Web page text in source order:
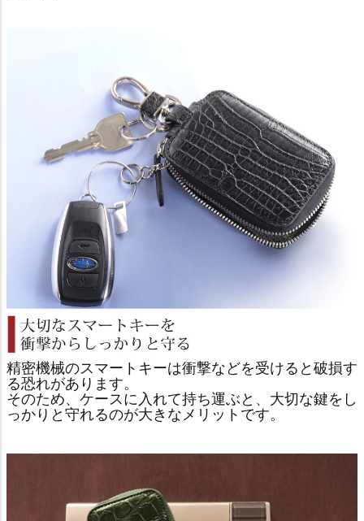
精密機械のスマートキーは衝撃などを受けると破損す
る恐れがあります。
そのため、ケースに入れて持ち運ぶと、大切な鍵をし
っかりと守れるのが大きなメリットです。